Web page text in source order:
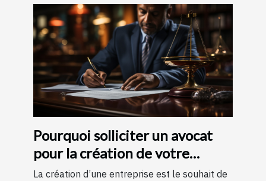
Pourquoi solliciter un avocat
pour la création de votre
entreprise ?
La création d’une entreprise est le souhait de